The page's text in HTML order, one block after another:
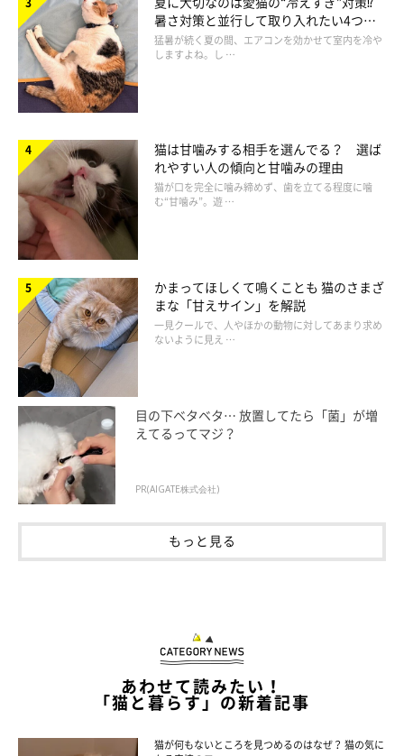
ねこのきもち投稿写真ギャラリー
予防対策を行うことが大切です。
ワクチン接種を受ける
暑さ対策と並行して取り入れたい4つの
工夫
猛暑が続く夏の間、エアコンを効かせて室内を冷や
しますよね。し …
猫は甘噛みする相手を選んでる？ 選ば
れやすい人の傾向と甘噛みの理由
猫が口を完全に噛み締めず、歯を立てる程度に噛
む“甘噛み”。遊 …
かまってほしくて鳴くことも 猫のさまざ
まな「甘えサイン」を解説
一見クールで、人やほかの動物に対してあまり求め
ないように見え …
目の下ベタベタ… 放置してたら「菌」が増
えてるってマジ？
PR(AIGATE株式会社)
もっと見る
あわせて読みたい！
「猫と暮らす」の新着記事
猫が何もないところを見つめるのはなぜ？ 猫の気に